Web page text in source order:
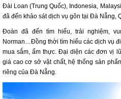
Đài Loan (Trung Quốc), Indonesia,
đã đến khảo sát dịch vụ gôn tại Đà Nẵng,
Đoàn đã đến tìm hiểu, trải nghiệm,
Norman…Đồng thời tìm hiểu các dịch vụ
mua sắm, ẩm thực. Đại diện các đơn vị
giá cao cơ sở vật chất, hệ thống sản
riêng của Đà Nẵng.